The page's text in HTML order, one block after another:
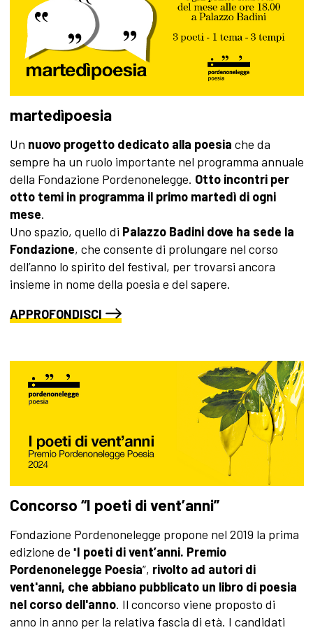
martedìpoesia
Un nuovo progetto dedicato alla poesia che da
sempre ha un ruolo importante nel programma annuale
della Fondazione Pordenonelegge. Otto incontri per
otto temi in programma il primo martedì di ogni
mese.
Uno spazio, quello di Palazzo Badini dove ha sede la
Fondazione, che consente di prolungare nel corso
dell’anno lo spirito del festival, per trovarsi ancora
insieme in nome della poesia e del sapere.
APPROFONDISCI
Concorso “I poeti di vent’anni”
Fondazione Pordenonelegge propone nel 2019 la prima
edizione de "I poeti di vent’anni. Premio
Pordenonelegge Poesia”, rivolto ad autori di
vent'anni, che abbiano pubblicato un libro di poesia
nel corso dell'anno. Il concorso viene proposto di
anno in anno per la relativa fascia di età. I candidati